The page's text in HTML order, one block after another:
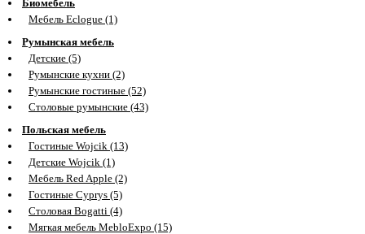
Биомебель
Мебель Eclogue (1)
Румынская мебель
Детские (5)
Румынские кухни (2)
Румынские гостиные (52)
Столовые румынские (43)
Польская мебель
Гостиные Wojcik (13)
Детские Wojcik (1)
Мебель Red Apple (2)
Гостиные Cyprys (5)
Столовая Bogatti (4)
Мягкая мебель MebloExpo (15)